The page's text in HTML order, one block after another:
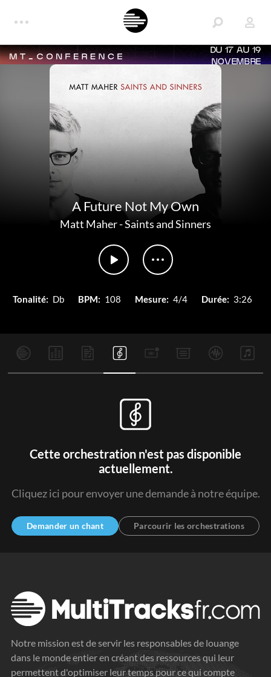
DU 17 AU 19
NOVEMBRE
A Future Not My Own
Matt Maher-Saints and Sinners
Tonalité: Db BPM: 108 Mesure: 4/4 Durée: 3:26
Cette orchestration n'est pas disponible
actuellement.
Cliquez ici pour envoyer une demande à notre équipe.
Demander un chant Parcourir les orchestrations
Notre mission est de servir les responsables de louange
dans le monde entier en créant des ressources qui leur
permettent d'optimiser leur temps pour ce qui compte